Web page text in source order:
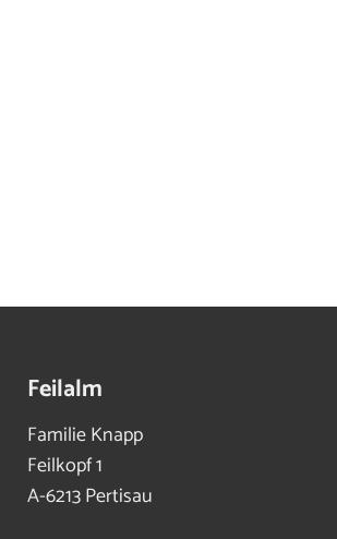
Feilalm
Familie Knapp
Feilkopf 1
A-6213 Pertisau